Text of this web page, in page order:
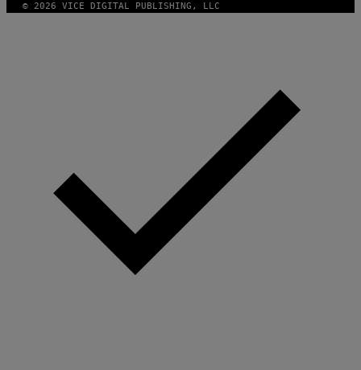
© 2026 VICE DIGITAL PUBLISHING, LLC